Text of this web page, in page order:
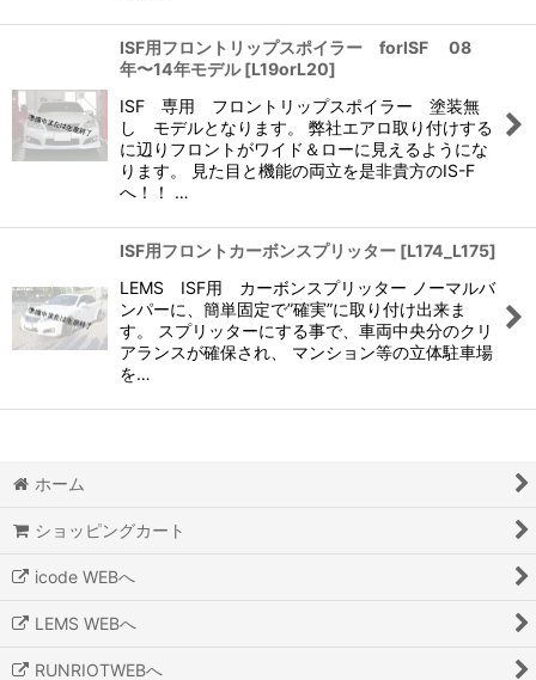
ISF用フロントリップスポイラー forISF 08
年〜14年モデル [L19orL20]
ISF 専用 フロントリップスポイラー 塗装無
し モデルとなります。 弊社エアロ取り付けする
に辺りフロントがワイド＆ローに見えるようにな
ります。 見た目と機能の両立を是非貴方のIS-F
へ！！ …
ISF用フロントカーボンスプリッター [L174_L175]
LEMS ISF用 カーボンスプリッター ノーマルバ
ンパーに、簡単固定で”確実”に取り付け出来ま
す。 スプリッターにする事で、車両中央分のクリ
アランスが確保され、 マンション等の立体駐車場
を…
ホーム
ショッピングカート
icode WEBへ
LEMS WEBへ
RUNRIOTWEBへ